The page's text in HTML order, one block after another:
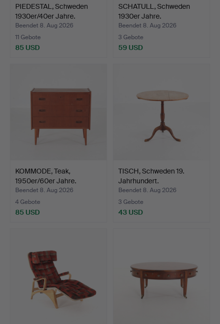
PIEDESTAL, Schweden
1930er/40er Jahre.
Beendet 8. Aug 2026
11 Gebote
85 USD
SCHATULL, Schweden
1930er Jahre.
Beendet 8. Aug 2026
3 Gebote
59 USD
KOMMODE, Teak,
1950er/60er Jahre.
Beendet 8. Aug 2026
4 Gebote
85 USD
TISCH, Schweden 19.
Jahrhundert.
Beendet 8. Aug 2026
3 Gebote
43 USD